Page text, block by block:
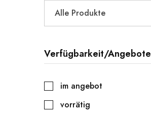
Alle Produkte
Verfügbarkeit/Angebote
im angebot
vorrätig